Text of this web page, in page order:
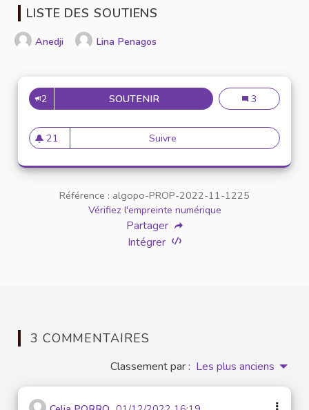
LISTE DES SOUTIENS
Anedji Lina Penagos
2 SOUTENIRMÉDECINE PRÉVENTIVE À
Médecine
3
21
21 abonnés
Suivre Médecine préventive à
Référence : algopo-PROP-2022-11-1225
Vérifiez l'empreinte numérique
Partager
Intégrer
3 COMMENTAIRES
Classement par : Les plus anciens